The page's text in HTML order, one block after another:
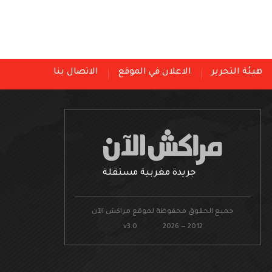
هيئة التحرير الاعلان في الموقع الاتصال بنا
جريدة مغربية مستقلة
جميع الحقوق محفوظة لموقع مراكش الآن
v3.0 2026 — 2012